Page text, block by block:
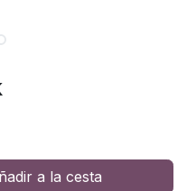
a la cesta